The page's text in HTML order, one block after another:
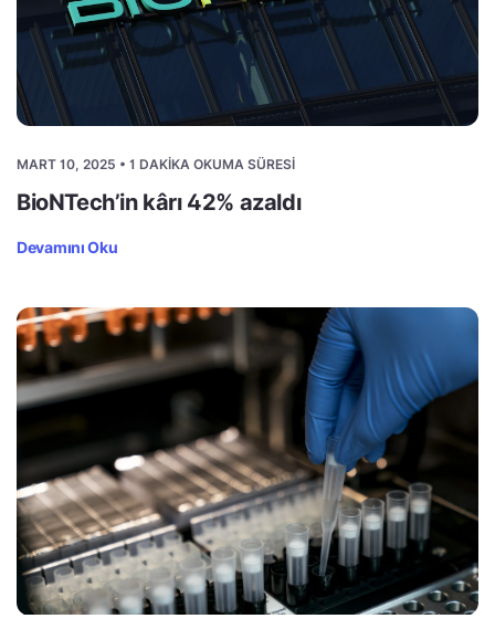
MART 10, 2025 • 1 DAKIKA OKUMA SÜRESI
BioNTech’in kârı 42% azaldı
Devamını Oku